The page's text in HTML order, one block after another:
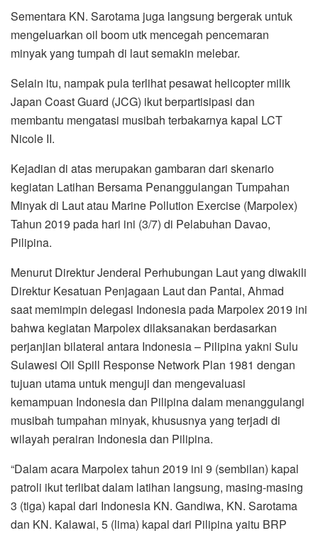
Sementara KN. Sarotama juga langsung bergerak untuk
mengeluarkan oil boom utk mencegah pencemaran
minyak yang tumpah di laut semakin melebar.
Selain itu, nampak pula terlihat pesawat helicopter milik
Japan Coast Guard (JCG) ikut berpartisipasi dan
membantu mengatasi musibah terbakarnya kapal LCT
Nicole II.
Kejadian di atas merupakan gambaran dari skenario
kegiatan Latihan Bersama Penanggulangan Tumpahan
Minyak di Laut atau Marine Pollution Exercise (Marpolex)
Tahun 2019 pada hari ini (3/7) di Pelabuhan Davao,
Pilipina.
Menurut Direktur Jenderal Perhubungan Laut yang diwakili
Direktur Kesatuan Penjagaan Laut dan Pantai, Ahmad
saat memimpin delegasi Indonesia pada Marpolex 2019 ini
bahwa kegiatan Marpolex dilaksanakan berdasarkan
perjanjian bilateral antara Indonesia – Pilipina yakni Sulu
Sulawesi Oil Spill Response Network Plan 1981 dengan
tujuan utama untuk menguji dan mengevaluasi
kemampuan Indonesia dan Pilipina dalam menanggulangi
musibah tumpahan minyak, khususnya yang terjadi di
wilayah perairan Indonesia dan Pilipina.
“Dalam acara Marpolex tahun 2019 ini 9 (sembilan) kapal
patroli ikut terlibat dalam latihan langsung, masing-masing
3 (tiga) kapal dari Indonesia KN. Gandiwa, KN. Sarotama
dan KN. Kalawai, 5 (lima) kapal dari Pilipina yaitu BRP